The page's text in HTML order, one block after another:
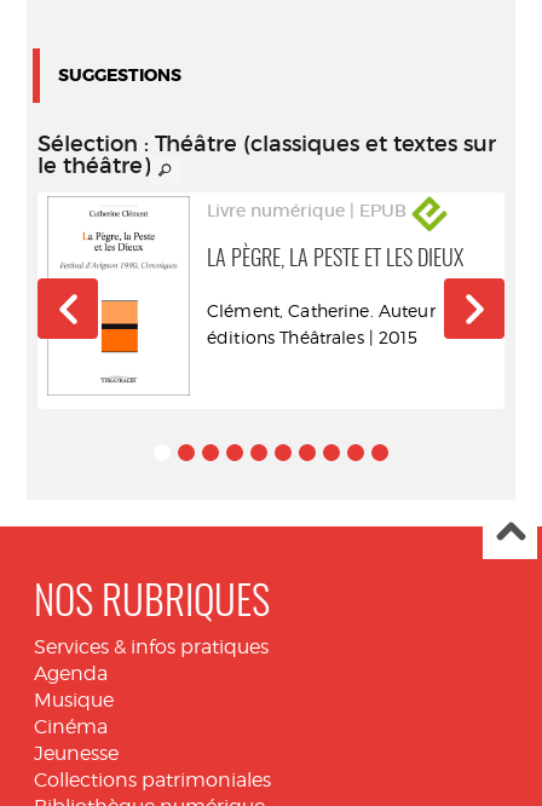
SUGGESTIONS
Sélection : Théâtre (classiques et textes sur
le théâtre)
Livre numérique | EPUB
LA PÈGRE, LA PESTE ET LES DIEUX
Clément, Catherine. Auteur
éditions Théâtrales | 2015
NOS RUBRIQUES
Services & infos pratiques
Agenda
Musique
Cinéma
Jeunesse
Collections patrimoniales